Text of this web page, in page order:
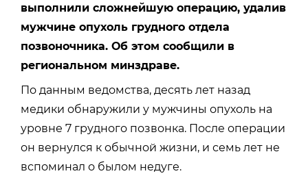
выполнили сложнейшую операцию, удалив
мужчине опухоль грудного отдела
позвоночника. Об этом сообщили в
региональном минздраве.
По данным ведомства, десять лет назад
медики обнаружили у мужчины опухоль на
уровне 7 грудного позвонка. После операции
он вернулся к обычной жизни, и семь лет не
вспоминал о былом недуге.